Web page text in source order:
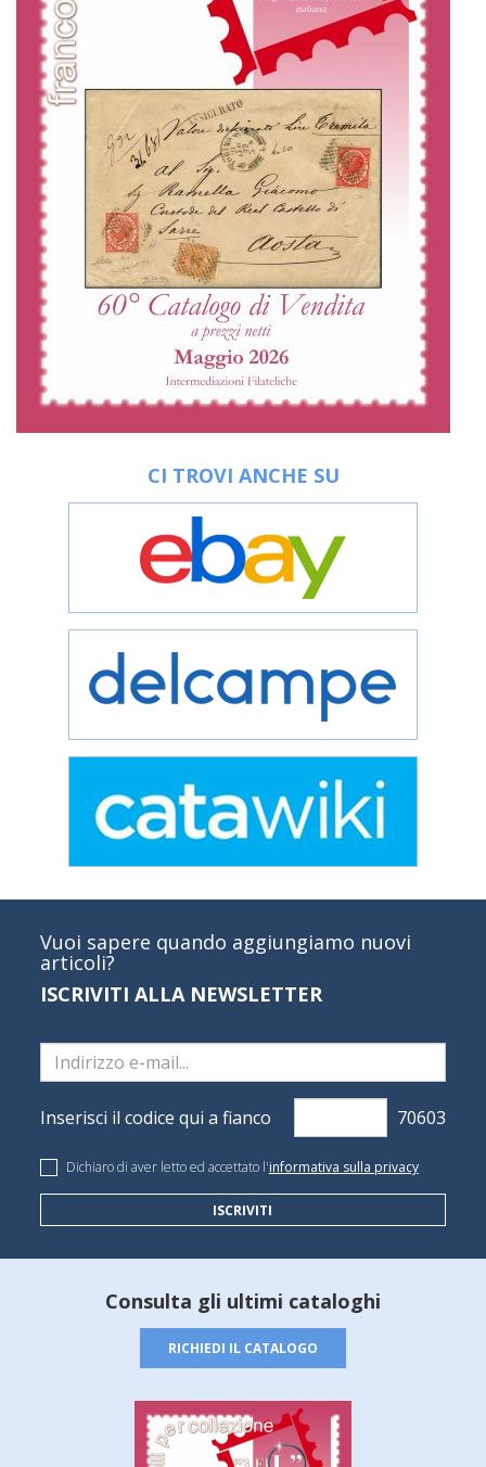
CI TROVI ANCHE SU
Vuoi sapere quando aggiungiamo nuovi
articoli?
ISCRIVITI ALLA NEWSLETTER
Inserisci il codice qui a fianco
Dichiaro di aver letto ed accettato l'informativa sulla privacy
ISCRIVITI
Consulta gli ultimi cataloghi
RICHIEDI IL CATALOGO